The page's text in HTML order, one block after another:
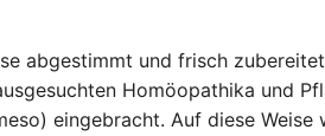
abgestimmt und frisch
Homöopathika und
eingebracht. Auf diese